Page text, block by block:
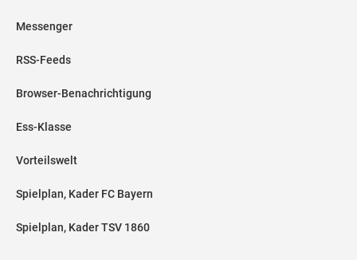
Messenger
RSS-Feeds
Browser-Benachrichtigung
Ess-Klasse
Vorteilswelt
Spielplan, Kader FC Bayern
Spielplan, Kader TSV 1860